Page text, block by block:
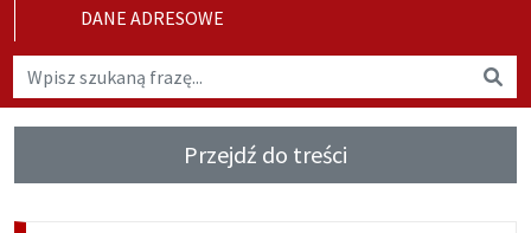
DANE ADRESOWE
Wyszukaj na stronie
Przejdź do treści